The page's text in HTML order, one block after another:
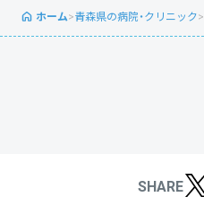
ホーム>青森県の病院・クリニック>
SHARE